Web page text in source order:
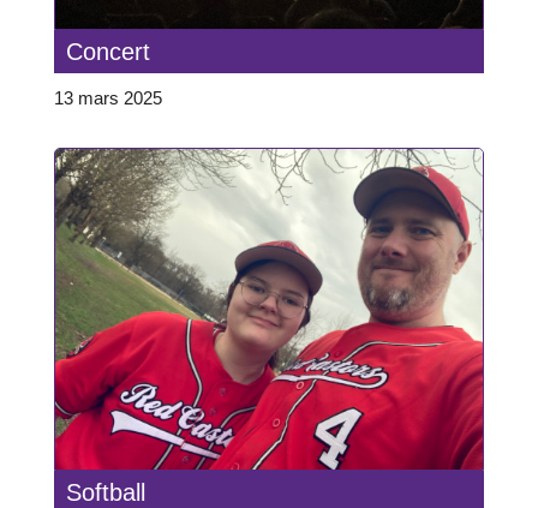
Concert
13 mars 2025
Softball